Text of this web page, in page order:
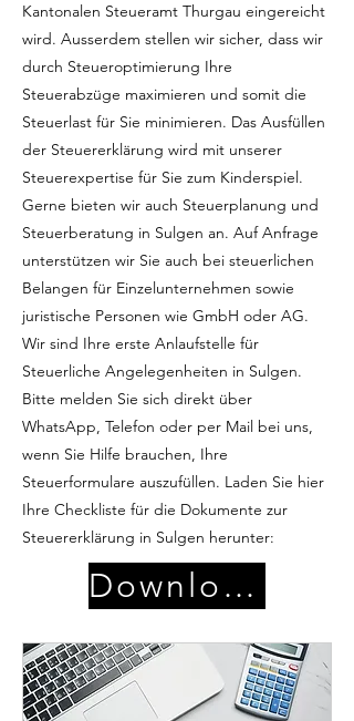
Kantonalen Steueramt Thurgau eingereicht
wird. Ausserdem stellen wir sicher, dass wir
durch Steueroptimierung Ihre
Steuerabzüge maximieren und somit die
Steuerlast für Sie minimieren. Das Ausfüllen
der Steuererklärung wird mit unserer
Steuerexpertise für Sie zum Kinderspiel.
Gerne bieten wir auch Steuerplanung und
Steuerberatung in Sulgen an. Auf Anfrage
unterstützen wir Sie auch bei steuerlichen
Belangen für Einzelunternehmen sowie
juristische Personen wie GmbH oder AG.
Wir sind Ihre erste Anlaufstelle für
Steuerliche Angelegenheiten in Sulgen.
Bitte melden Sie sich direkt über
WhatsApp, Telefon oder per Mail bei uns,
wenn Sie Hilfe brauchen, Ihre
Steuerformulare auszufüllen. Laden Sie hier
Ihre Checkliste für die Dokumente zur
Steuererklärung in Sulgen herunter:
Download